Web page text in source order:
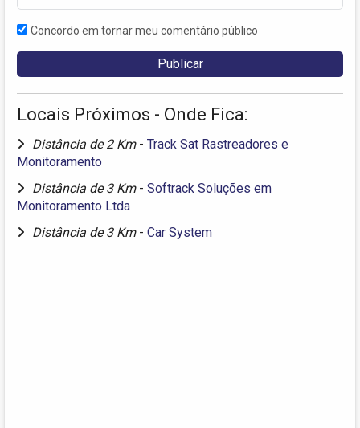
Concordo em tornar meu comentário público
Locais Próximos - Onde Fica:
Distância de 2 Km - Track Sat Rastreadores e
Monitoramento
Distância de 3 Km - Softrack Soluções em
Monitoramento Ltda
Distância de 3 Km - Car System